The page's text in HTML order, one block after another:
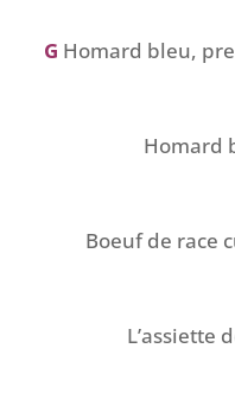
G Homard bleu,
Homard
Boeuf de race
L’assiette